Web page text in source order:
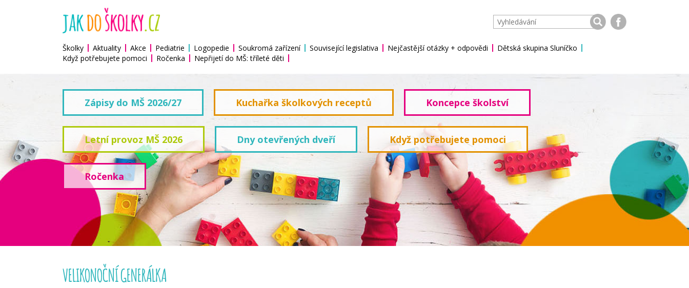
Školky Aktuality Akce Pediatrie Logopedie Soukromá zařízení Související legislativa Nejčastější otázky + odpovědi
Dětská skupina Sluníčko
Když potřebujete pomoci
Ročenka Nepřijetí do MŠ: tříleté děti
Zápisy do MŠ 2026/27 Kuchařka školkových receptů Koncepce školství
Letní provoz MŠ 2026 Dny otevřených dveří Když potřebujete pomoci
Ročenka
VELIKONOČNÍ GENERÁLKA